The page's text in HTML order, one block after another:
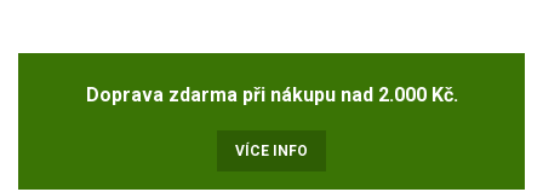
Sezóna
Doprava zdarma při nákupu nad 2.000 Kč.
VÍCE INFO